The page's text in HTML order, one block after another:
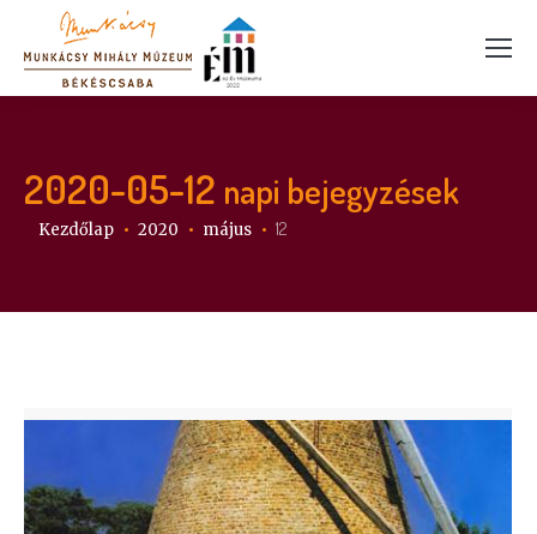
2020-05-12 napi bejegyzések
Itt vagy:
Kezdőlap 2020 május 12